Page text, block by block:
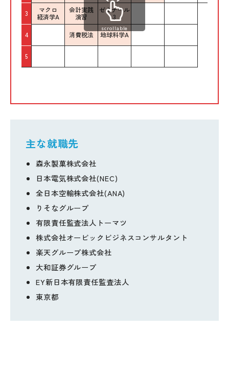
3
マクロ
経済学A
会計実践
演習
ゼミナール
3
4 消費税法 地球科学A
5
scrollable
主な就職先
森永製菓株式会社
日本電気株式会社(NEC)
全日本空輸株式会社(ANA)
りそなグループ
有限責任監査法人トーマツ
株式会社オービックビジネスコンサルタント
楽天グループ株式会社
大和証券グループ
EY新日本有限責任監査法人
東京都